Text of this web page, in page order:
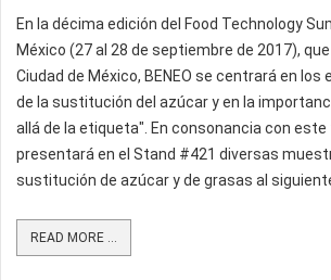
En la décima edición del Food Technology
México (27 al 28 de septiembre de 2017),
Ciudad de México, BENEO se centrará en
de la sustitución del azúcar y en la
allá de la etiqueta". En consonancia con este
presentará en el Stand #421 diversas
sustitución de azúcar y de grasas al siguiente
READ MORE ...